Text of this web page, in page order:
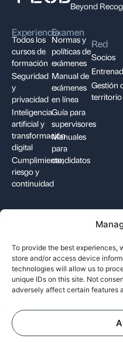
To provide the best experiences,
store and/or access device
technologies will allow us to
unique IDs on this site. Not
adversely affect certain features
Beyond
Experiencia
Todos los
cursos de
formación
Seguridad
y
privacidad
Inteligencia
artificial y
transformación
digital
Cumplimiento,
riesgo y
continuidad
Examen
Normas y
políticas de
exámenes
Manual de
exámenes
en línea
Guía para
supervisores
Manuales
para
candidatos
Red
Socios
Gestión
territorio
©
Professional
derechos reservados.
Términos y